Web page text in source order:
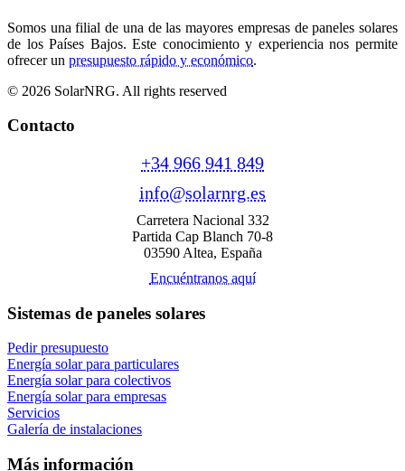
Somos una filial de una de las mayores empresas de paneles solares
de los Países Bajos. Este conocimiento y experiencia nos permite
ofrecer un presupuesto rápido y económico.
© 2026 SolarNRG. All rights reserved
Contacto
+34 966 941 849
info@solarnrg.es
Carretera Nacional 332
Partida Cap Blanch 70-8
03590 Altea, España
Encuéntranos aquí
Sistemas de paneles solares
Pedir presupuesto
Energía solar para particulares
Energía solar para colectivos
Energía solar para empresas
Servicios
Galería de instalaciones
Más información